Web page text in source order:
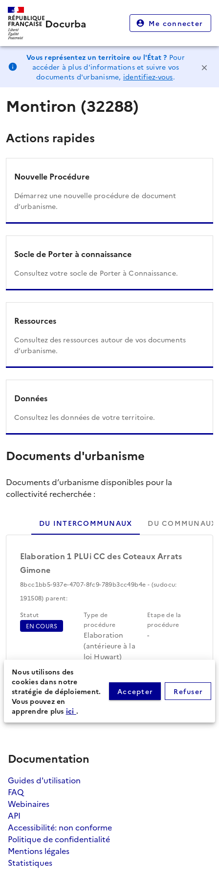
Docurba Me connecter
Vous représentez un territoire ou l'État ? Pour
accéder à plus d'informations et suivre vos
documents d'urbanisme, identifiez-vous.
Montiron (32288)
Actions rapides
Nouvelle Procédure
Démarrez une nouvelle procédure de document
d’urbanisme.
Socle de Porter à connaissance
Consultez votre socle de Porter à Connaissance.
Ressources
Consultez des ressources autour de vos documents
d’urbanisme.
Données
Consultez les données de votre territoire.
Documents d'urbanisme
Documents d’urbanisme disponibles pour la
collectivité recherchée :
DU INTERCOMMUNAUX DU COMMUNAUX
Elaboration 1 PLUi CC des Coteaux Arrats
Gimone
8bcc1bb5-937e-4707-8fc9-789b3cc49b4e - (sudocu:
191508) parent:
Statut
EN COURS
Type de
procédure
Elaboration
(antérieure à la
loi Huwart)
Etape de la
procédure
-
Périmètre du document
d'urbanisme (30)
Feuille de route
Documentation
Guides d'utilisation
FAQ
Webinaires
API
Accessibilité: non conforme
Politique de confidentialité
Mentions légales
Statistiques
Nous utilisons des
cookies dans notre
stratégie de déploiement.
Vous pouvez en
apprendre plus ici .
Accepter Refuser